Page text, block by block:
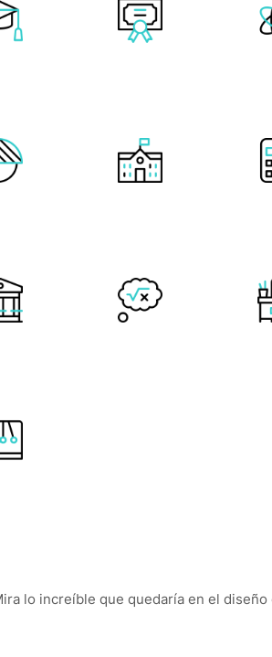
lo increíble que quedaría en el